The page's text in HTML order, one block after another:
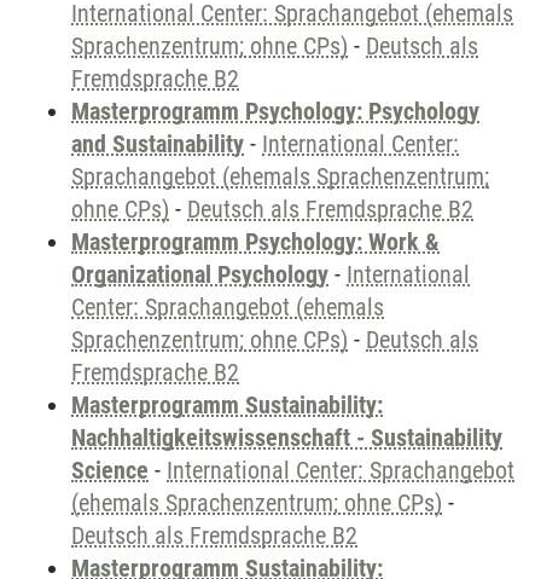
International Center: Sprachangebot (ehemals
Sprachenzentrum; ohne CPs) - Deutsch als
Fremdsprache B2
Masterprogramm Psychology: Psychology
and Sustainability - International Center:
Sprachangebot (ehemals Sprachenzentrum;
ohne CPs) - Deutsch als Fremdsprache B2
Masterprogramm Psychology: Work &
Organizational Psychology - International
Center: Sprachangebot (ehemals
Sprachenzentrum; ohne CPs) - Deutsch als
Fremdsprache B2
Masterprogramm Sustainability:
Nachhaltigkeitswissenschaft - Sustainability
Science - International Center: Sprachangebot
(ehemals Sprachenzentrum; ohne CPs) -
Deutsch als Fremdsprache B2
Masterprogramm Sustainability: